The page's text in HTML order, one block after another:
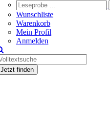
Wunschliste
Warenkorb
Mein Profil
Anmelden
Jetzt finden